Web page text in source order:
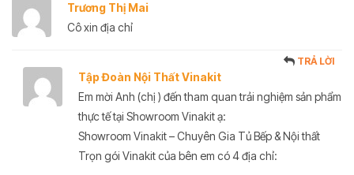
Trương Thị Mai
Cô xin địa chỉ
Tập Đoàn Nội Thất Vinakit
TRẢ LỜI
Em mời Anh (chị ) đến tham quan trải nghiệm sản phẩm
thực tế tại Showroom Vinakit ạ:
Showroom Vinakit – Chuyên Gia Tủ Bếp & Nội thất
Trọn gói Vinakit của bên em có 4 địa chỉ: